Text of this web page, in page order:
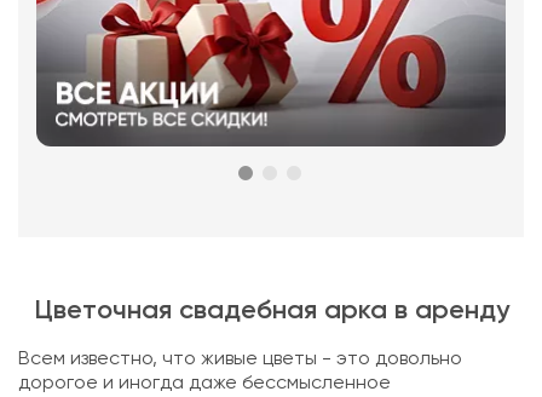
Цветочная свадебная арка в аренду
Всем известно, что живые цветы - это довольно
дорогое и иногда даже бессмысленное